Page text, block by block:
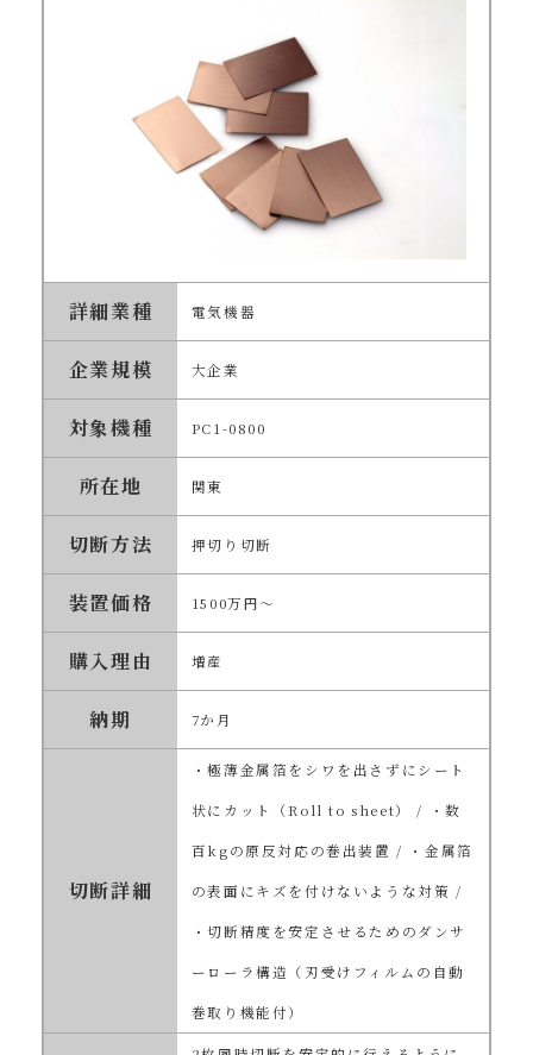
詳細業種 電気機器
企業規模 大企業
対象機種 PC1-0800
所在地 関東
切断方法 押切り切断
装置価格 1500万円～
購入理由 増産
納期 7か月
切断詳細
・極薄金属箔をシワを出さずにシート
状にカット（Roll to sheet） / ・数
百kgの原反対応の巻出装置 / ・金属箔
の表面にキズを付けないような対策 /
・切断精度を安定させるためのダンサ
ーローラ構造（刃受けフィルムの自動
巻取り機能付）